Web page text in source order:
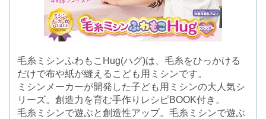
毛糸ミシンふわもこHug(ハグ)は、毛糸をひっかける
だけで布や紙が縫えるこども用ミシンです。
ミシンメーカーが開発した子ども用ミシンの大人気シ
リーズ。創造力を育む手作りレシピBOOK付き。
毛糸ミシンで遊ぶと創造性アップ。毛糸ミシンで遊ぶ